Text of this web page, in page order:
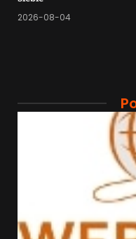
2026-08-04